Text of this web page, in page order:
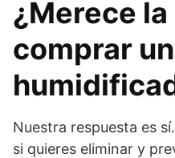
¿Merece la
comprar un
Nuestra respuesta es
si quieres eliminar y